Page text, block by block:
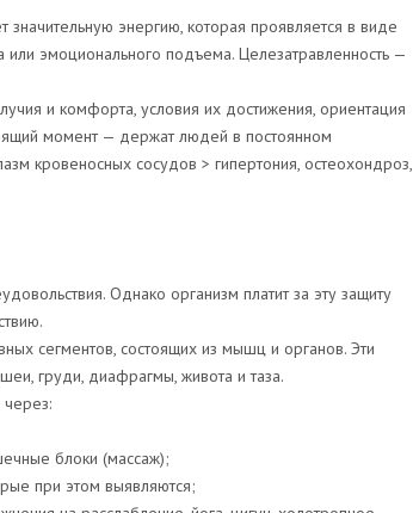
энергию, которая проявляется в виде
или эмоционального подъема. Целезатравленность —
и комфорта, условия их достижения, ориентация
момент — держат людей в постоянном
кровеносных сосудов > гипертония, остеохондроз,
Однако организм платит за эту защиту
сегментов, состоящих из мышц и органов. Эти
груди, диафрагмы, живота и таза.
блоки (массаж);
при этом выявляются;